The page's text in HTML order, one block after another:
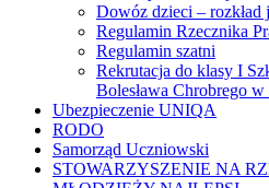
Dowóz dzieci – rozkład
Regulamin Rzecznika
Regulamin szatni
Rekrutacja do klasy I
Bolesława Chrobrego
Ubezpieczenie UNIQA
RODO
Samorząd Uczniowski
STOWARZYSZENIE NA